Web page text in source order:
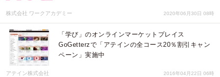
株式会社 ワークアカデミー 2020年06月30日 08時
「学び」のオンラインマーケットプレイス
GoGetterzで「アテインの全コース20％割引キャン
ペーン」実施中
アテイン株式会社 2016年04月22日 06時